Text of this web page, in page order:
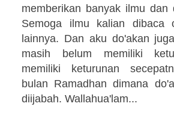
memberikan banyak ilmu dan
Semoga ilmu kalian dibaca
lainnya. Dan aku do'akan
masih belum memiliki
memiliki keturunan
bulan Ramadhan dimana
diijabah. Wallahua'lam...